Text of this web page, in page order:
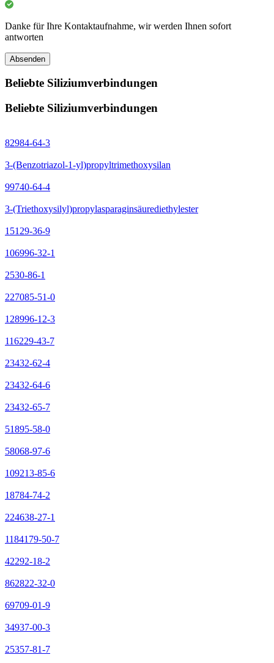
Danke für Ihre Kontaktaufnahme, wir werden Ihnen sofort
antworten
Absenden
Beliebte Siliziumverbindungen
Beliebte Siliziumverbindungen
82984-64-3
3-(Benzotriazol-1-yl)propyltrimethoxysilan
99740-64-4
3-(Triethoxysilyl)propylasparaginsäurediethylester
15129-36-9
106996-32-1
2530-86-1
227085-51-0
128996-12-3
116229-43-7
23432-62-4
23432-64-6
23432-65-7
51895-58-0
58068-97-6
109213-85-6
18784-74-2
224638-27-1
1184179-50-7
42292-18-2
862822-32-0
69709-01-9
34937-00-3
25357-81-7